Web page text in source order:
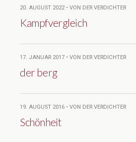
20. AUGUST 2022 • VON DER VERDICHTER
Kampfvergleich
17. JANUAR 2017 • VON DER VERDICHTER
der berg
19. AUGUST 2016 • VON DER VERDICHTER
Schönheit